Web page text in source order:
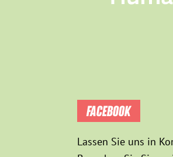
FACEBOOK
Lassen Sie uns in